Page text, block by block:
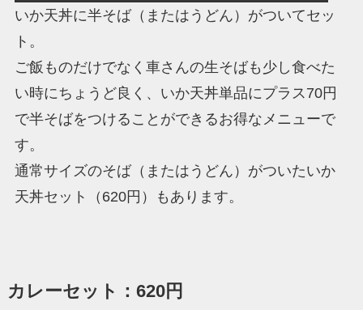
いか天丼に半そば（またはうどん）がついてセッ
ト。
ご飯ものだけでなく車さんの生そばも少し食べた
い時にちょうど良く、いか天丼単品にプラス70円
で半そばをつけることができるお得なメニューで
す。
通常サイズのそば（またはうどん）がついたいか
天丼セット（620円）もあります。
カレーセット：620円